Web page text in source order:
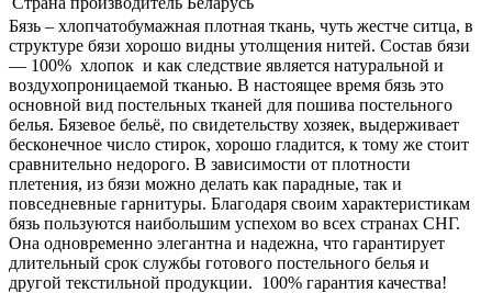
Бязь – хлопчатобумажная плотная ткань, чуть жестче ситца, в
структуре бязи хорошо видны утолщения нитей. Состав бязи
― 100% хлопок и как следствие является натуральной и
воздухопроницаемой тканью. В настоящее время бязь это
основной вид постельных тканей для пошива постельного
белья. Бязевое бельё, по свидетельству хозяек, выдерживает
бесконечное число стирок, хорошо гладится, к тому же стоит
сравнительно недорого. В зависимости от плотности
плетения, из бязи можно делать как парадные, так и
повседневные гарнитуры. Благодаря своим характеристикам
бязь пользуются наибольшим успехом во всех странах СНГ.
Она одновременно элегантна и надежна, что гарантирует
длительный срок службы готового постельного белья и
другой текстильной продукции. 100% гарантия качества!